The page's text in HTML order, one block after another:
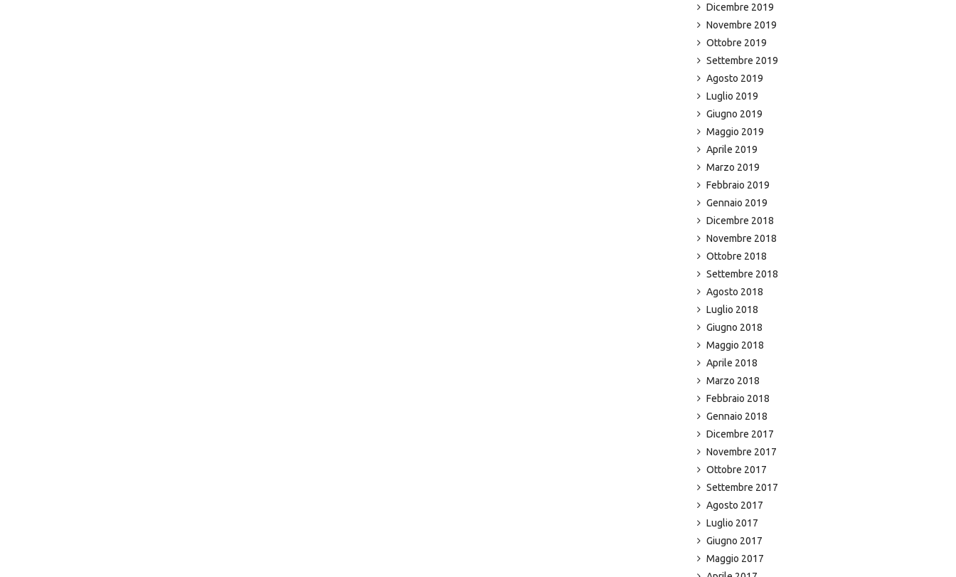
Dicembre 2019
Novembre 2019
Ottobre 2019
Settembre 2019
Agosto 2019
Luglio 2019
Giugno 2019
Maggio 2019
Aprile 2019
Marzo 2019
Febbraio 2019
Gennaio 2019
Dicembre 2018
Novembre 2018
Ottobre 2018
Settembre 2018
Agosto 2018
Luglio 2018
Giugno 2018
Maggio 2018
Aprile 2018
Marzo 2018
Febbraio 2018
Gennaio 2018
Dicembre 2017
Novembre 2017
Ottobre 2017
Settembre 2017
Agosto 2017
Luglio 2017
Giugno 2017
Maggio 2017